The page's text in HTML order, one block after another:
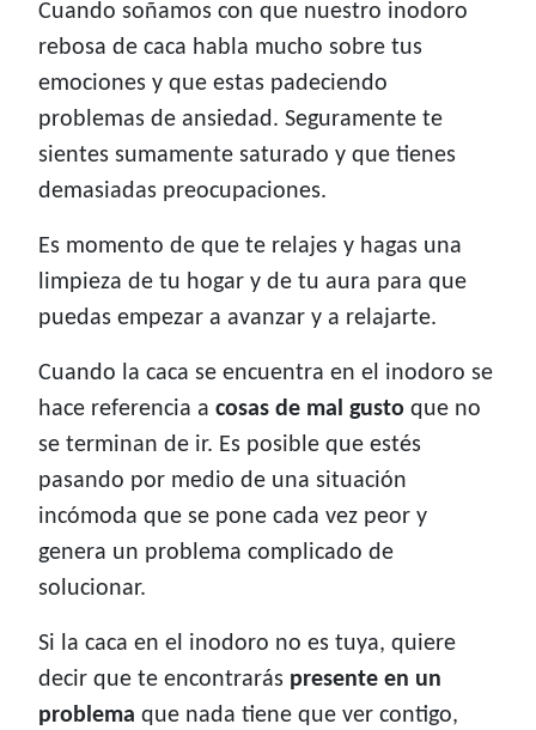
Cuando soñamos con que nuestro inodoro
rebosa de caca habla mucho sobre tus
emociones y que estas padeciendo
problemas de ansiedad. Seguramente te
sientes sumamente saturado y que tienes
demasiadas preocupaciones.
Es momento de que te relajes y hagas una
limpieza de tu hogar y de tu aura para que
puedas empezar a avanzar y a relajarte.
Cuando la caca se encuentra en el inodoro se
hace referencia a cosas de mal gusto que no
se terminan de ir. Es posible que estés
pasando por medio de una situación
incómoda que se pone cada vez peor y
genera un problema complicado de
solucionar.
Si la caca en el inodoro no es tuya, quiere
decir que te encontrarás presente en un
problema que nada tiene que ver contigo,